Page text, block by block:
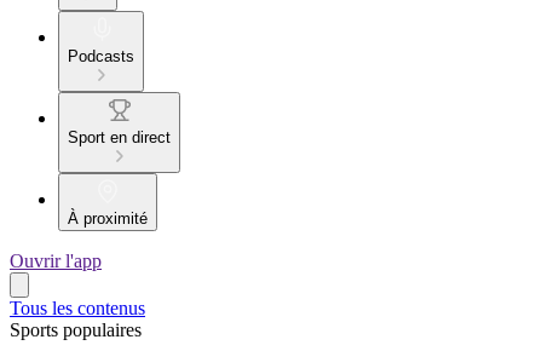
Podcasts
Sport en direct
À proximité
Ouvrir l'app
Tous les contenus
Sports populaires